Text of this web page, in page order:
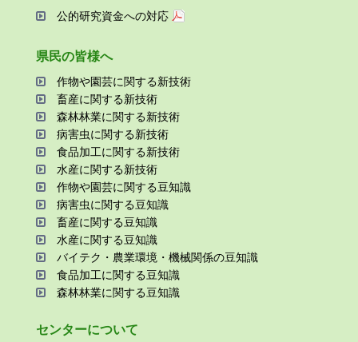
公的研究資金への対応
県⺠の皆様へ
作物や園芸に関する新技術
畜産に関する新技術
森林林業に関する新技術
病害⾍に関する新技術
⾷品加⼯に関する新技術
⽔産に関する新技術
作物や園芸に関する⾖知識
病害⾍に関する⾖知識
畜産に関する⾖知識
⽔産に関する⾖知識
バイテク・農業環境・機械関係の⾖知識
⾷品加⼯に関する⾖知識
森林林業に関する⾖知識
センターについて